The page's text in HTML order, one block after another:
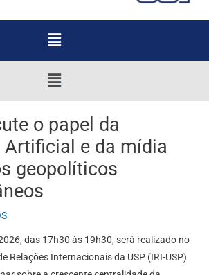
Menu
Menu
o papel da
Artificial e da mídia
geopolíticos
das 17h30 às 19h30, será realizado no
Relações Internacionais da USP (IRI-USP)